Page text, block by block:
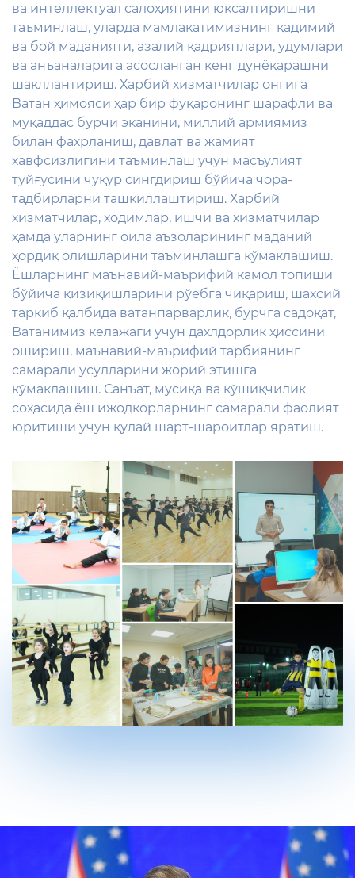
ва интеллектуал салоҳиятини юксалтиришни
таъминлаш, уларда мамлакатимизнинг қадимий
ва бой маданияти, азалий қадриятлари, удумлари
ва анъаналарига асосланган кенг дунёқарашни
шакллантириш. Харбий хизматчилар онгига
Ватан ҳимояси ҳар бир фуқаронинг шарафли ва
муқаддас бурчи эканини, миллий армиямиз
билан фахрланиш, давлат ва жамият
хавфсизлигини таъминлаш учун масъулият
туйғусини чуқур сингдириш бўйича чора-
тадбирларни ташкиллаштириш. Харбий
хизматчилар, ходимлар, ишчи ва хизматчилар
ҳамда уларнинг оила аъзоларининг маданий
ҳордиқ олишларини таъминлашга кўмаклашиш.
Ёшларнинг маънавий-маърифий камол топиши
бўйича қизиқишларини рўёбга чиқариш, шахсий
таркиб қалбида ватанпарварлик, бурчга садоқат,
Ватанимиз келажаги учун дахлдорлик ҳиссини
ошириш, маънавий-маърифий тарбиянинг
самарали усулларини жорий этишга
кўмаклашиш. Санъат, мусиқа ва қўшиқчилик
соҳасида ёш ижодкорларнинг самарали фаолият
юритиши учун қулай шарт-шароитлар яратиш.